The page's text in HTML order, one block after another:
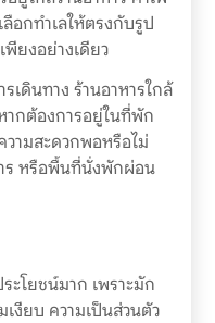
อกทำเลให้ตรงกับรูป
ยงอย่างเดียว
เดินทาง ร้านอาหารใกล้
ากต้องการอยู่ในที่พัก
ามสะดวกพอหรือไม่
าร หรือพื้นที่นั่งพักผ่อน
ะโยชน์มาก เพราะมัก
งียบ ความเป็นส่วนตัว